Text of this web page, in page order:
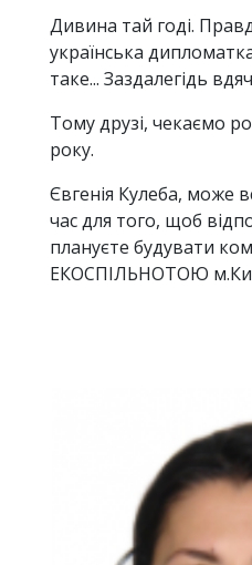
Дивина тай годі.
українська
таке... Заздалегідь
Тому друзі, чекаємо
року.
Євгенія Кулеба, може
час для того, щоб
плануєте будувати
ЕКОСПІЛЬНОТОЮ